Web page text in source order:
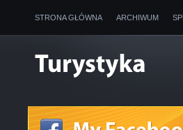
STRONA GŁÓWNA ARCHIWUM